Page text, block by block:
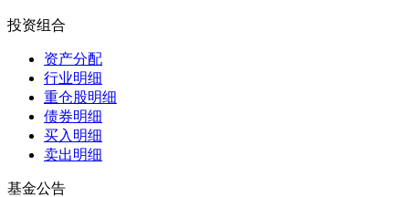
投资组合
资产分配
行业明细
重仓股明细
债券明细
买入明细
卖出明细
基金公告